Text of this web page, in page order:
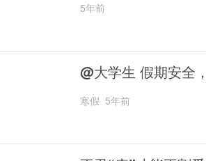
5年前
@大学生 假期安全
寒假 5年前